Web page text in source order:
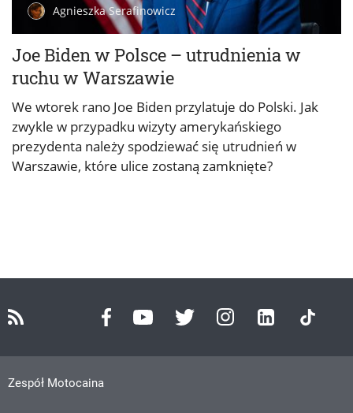
Joe Biden w Polsce – utrudnienia w
ruchu w Warszawie
Agnieszka Serafinowicz
We wtorek rano Joe Biden przylatuje do Polski. Jak
zwykle w przypadku wizyty amerykańskiego
prezydenta należy spodziewać się utrudnień w
Warszawie, które ulice zostaną zamknięte?
Zespół Motocaina